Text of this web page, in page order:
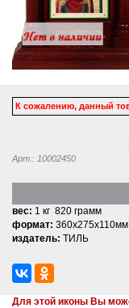
К сожалению, данный
Арт.: 10002450
вес: 1 кг 820 грамм
формат: 360x275x110мм
издатель: ТИЛЬ
Для этой иконы Вы